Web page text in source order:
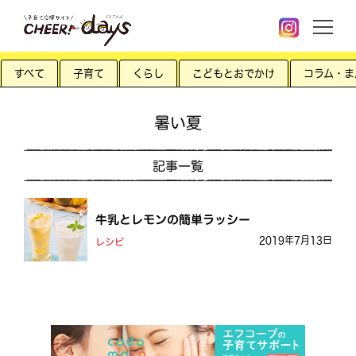
すべて 子育て くらし こどもとおでかけ コラム・
暑い夏
記事一覧
牛乳とレモンの簡単ラッシー
レシピ 2019年7月13日